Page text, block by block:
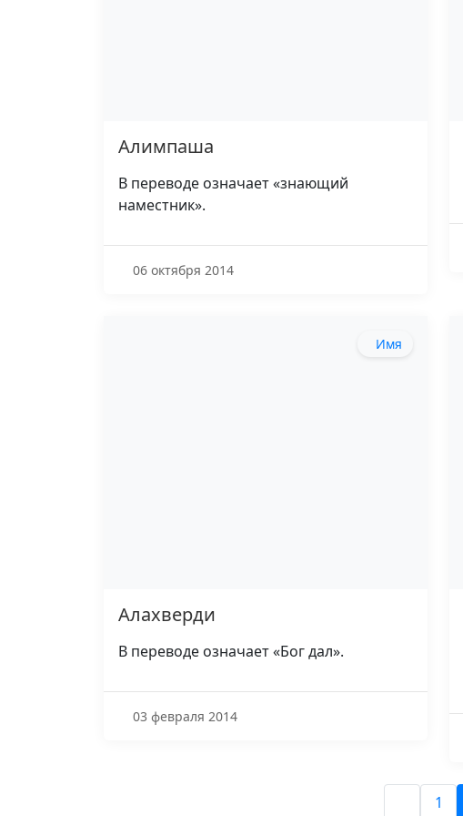
Алимпаша
В переводе означает «знающий
наместник».
06 октября 2014
Имя
Алахверди
В переводе означает «Бог дал».
03 февраля 2014
1